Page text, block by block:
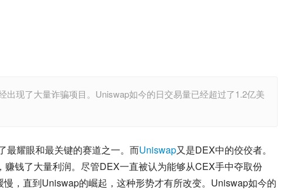
出现了大量诈骗项目。Uniswap如今的日交易量已经超过了1.2亿美
最耀眼和最关键的赛道之一。而Uniswap又是DEX中的佼佼者。
钱了大量利润。尽管DEX一直被认为能够从CEX手中夺取份
，直到Uniswap的崛起，这种形势才有所改变。Uniswap如今的